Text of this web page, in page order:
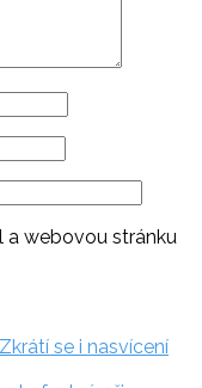
a webovou stránku
se i nasvícení